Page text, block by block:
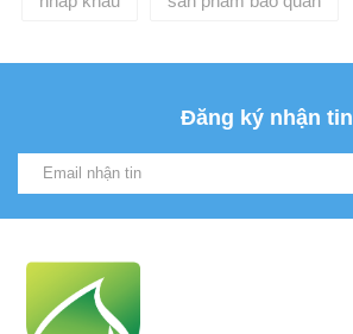
Đăng ký nhận tin